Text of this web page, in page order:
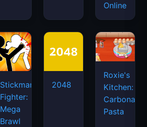
Online
Stickman
Fighter:
Mega
Brawl
2048
Roxie's
Kitchen:
Carbonara
Pasta